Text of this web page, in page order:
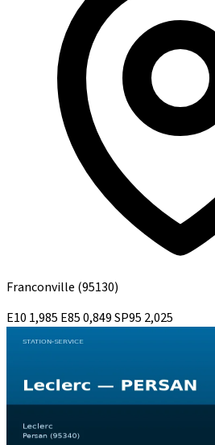
Franconville (95130)
E10 1,985 E850,849SP95 2,025